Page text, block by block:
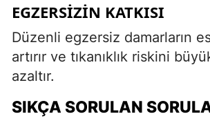
EGZERSIZIN KATKISI
Düzenli egzersiz damarların
artırır ve tıkanıklık riskini
azaltır.
SIKÇA SORULAN